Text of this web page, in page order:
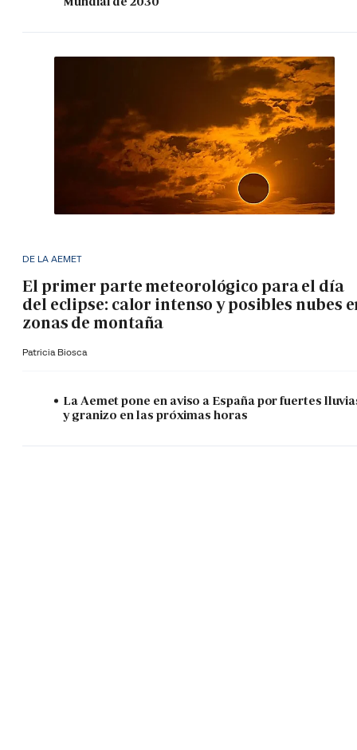
DE LA AEMET
El primer parte meteorológico para el día
del eclipse: calor intenso y posibles nubes
zonas de montaña
Patricia Biosca
La Aemet pone en aviso a España por fuertes
y granizo en las próximas horas